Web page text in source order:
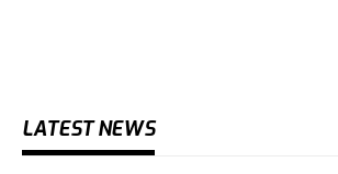
LATEST NEWS